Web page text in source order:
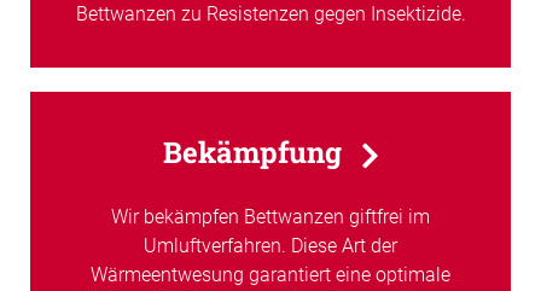
Bettwanzen zu Resistenzen gegen Insektizide.
Bekämpfung
Wir bekämpfen Bettwanzen giftfrei im
Umluftverfahren. Diese Art der
Wärmeentwesung garantiert eine optimale